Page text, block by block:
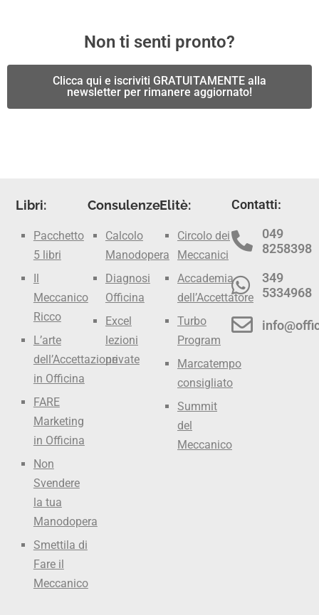
Non ti senti pronto?
Clicca qui e iscriviti GRATUITAMENTE alla
newsletter per rimanere aggiornato!
Libri:
Pacchetto
5 libri
Meccanico
Ricco
L’arte
dell’Accettazione
in Officina
FARE
Marketing
in Officina
Non
Svendere
la tua
Manodopera
Smettila di
Fare il
Meccanico
Consulenze:
Calcolo
Manodopera
Diagnosi
Officina
Excel
lezioni
private
Elitè:
Circolo dei
Meccanici
Accademia
dell’Accettatore
Turbo
Program
Marcatempo
consigliato
Summit
del
Meccanico
Contatti:
049
8258398
349
5334968